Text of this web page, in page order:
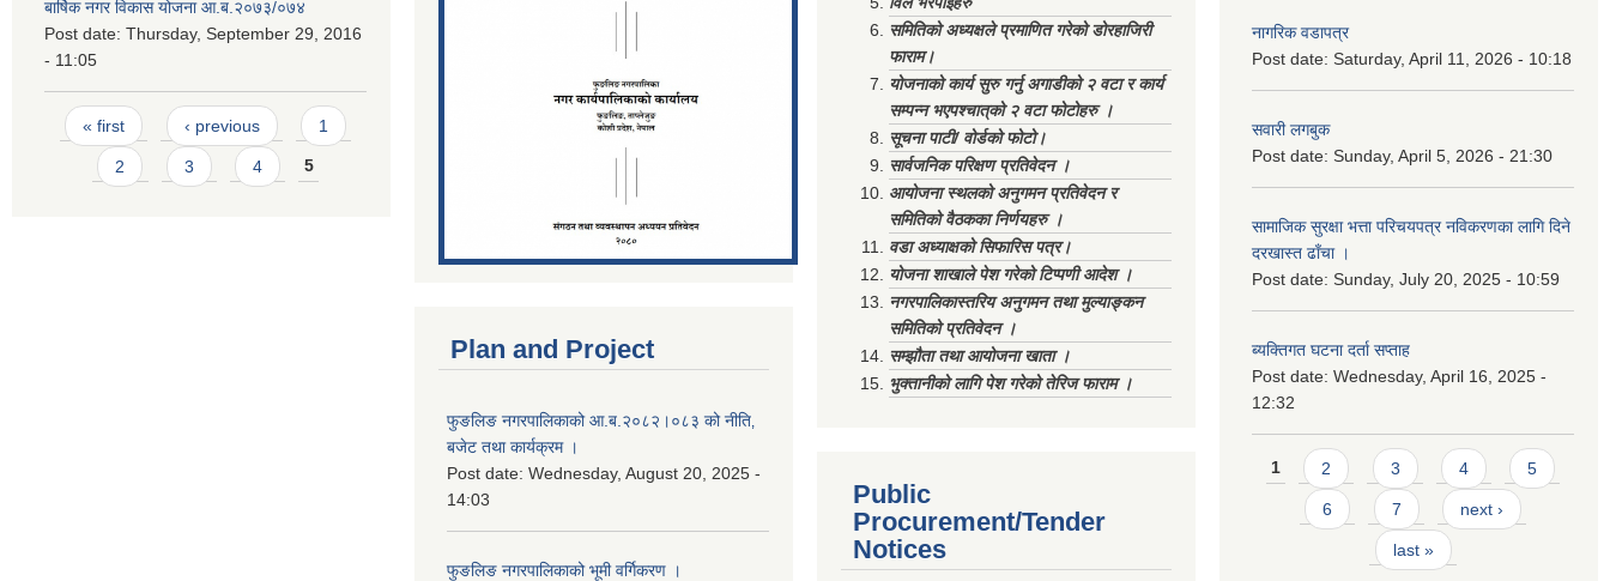
बार्षिक नगर विकास योजना आ.ब.२०७३/०७४
Post date: Thursday, September 29, 2016
- 11:05
Pages
« first ‹ previous 1
2 3 4 5
Plan and Project
फुङलिङ नगरपालिकाको आ.ब.२०८२।०८३ को नीति‚
बजेट तथा कार्यक्रम ।
Post date: Wednesday, August 20, 2025 -
14:03
फुङलिङ नगरपालिकाको भूमी वर्गिकरण ।
समितिको अध्यक्षले प्रमाणित गरेको डोरहाजिरी
फाराम।
योजनाको कार्य सुरु गर्नु अगाडीको २ वटा र कार्य
सम्पन्न भएपश्चात्‌को २ वटा फोटोहरु ।
सूचना पाटी/ वोर्डको फोटो।
सार्वजनिक परिक्षण प्रतिवेदन ।
आयोजना स्थलको अनुगमन प्रतिवेदन र
समितिको वैठकका निर्णयहरु ।
वडा अध्याक्षको सिफारिस पत्र।
योजना शाखाले पेश गरेको टिप्पणी आदेश ।
नगरपालिकास्तरिय अनुगमन तथा मुल्याङ्कन
समितिको प्रतिवेदन ।
सम्झौता तथा आयोजना खाता ।
भुक्तानीको लागि पेश गरेको तेरिज फाराम ।
Public
Procurement/Tender
Notices
नागरिक वडापत्र
Post date: Saturday, April 11, 2026 - 10:18
सवारी लगबुक
Post date: Sunday, April 5, 2026 - 21:30
सामाजिक सुरक्षा भत्ता परिचयपत्र नविकरणका लागि दिने
दरखास्त ढाँचा ।
Post date: Sunday, July 20, 2025 - 10:59
ब्यक्तिगत घटना दर्ता सप्ताह
Post date: Wednesday, April 16, 2025 -
12:32
Pages
1 2 3 4 5
6 7 next ›
last »